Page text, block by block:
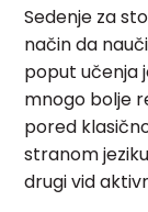
Sedenje za
način da
poput učenja
mnogo bolje
pored
stranom
drugi vid